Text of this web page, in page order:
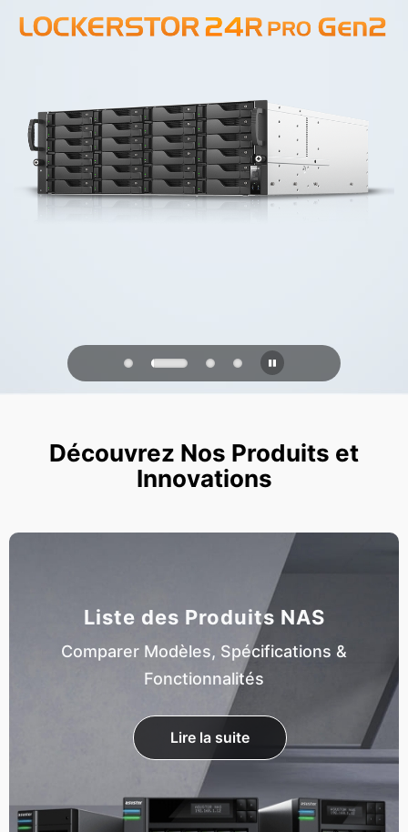
quantiques du futur
Découvrez Nos Produits et
Innovations
Liste des Produits NAS
Comparer Modèles, Spécifications &
Fonctionnalités
Lire la suite